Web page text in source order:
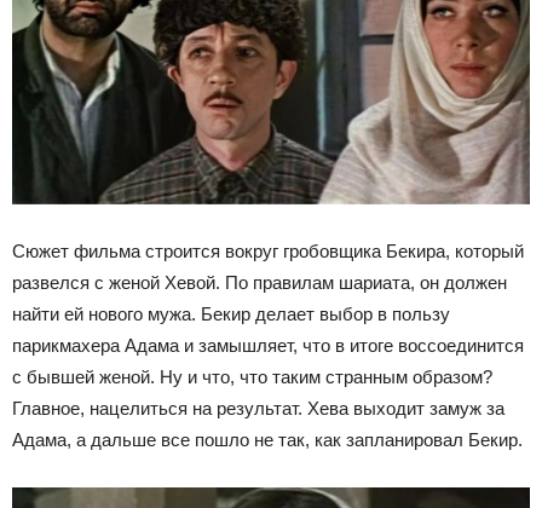
Сюжет фильма строится вокруг гробовщика Бекира, который
развелся с женой Хевой. По правилам шариата, он должен
найти ей нового мужа. Бекир делает выбор в пользу
парикмахера Адама и замышляет, что в итоге воссоединится
с бывшей женой. Ну и что, что таким странным образом?
Главное, нацелиться на результат. Хева выходит замуж за
Адама, а дальше все пошло не так, как запланировал Бекир.